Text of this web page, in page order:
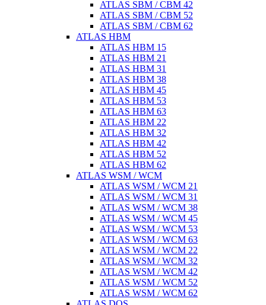
ATLAS SBM / CBM 42
ATLAS SBM / CBM 52
ATLAS SBM / CBM 62
ATLAS HBM
ATLAS HBM 15
ATLAS HBM 21
ATLAS HBM 31
ATLAS HBM 38
ATLAS HBM 45
ATLAS HBM 53
ATLAS HBM 63
ATLAS HBM 22
ATLAS HBM 32
ATLAS HBM 42
ATLAS HBM 52
ATLAS HBM 62
ATLAS WSM / WCM
ATLAS WSM / WCM 21
ATLAS WSM / WCM 31
ATLAS WSM / WCM 38
ATLAS WSM / WCM 45
ATLAS WSM / WCM 53
ATLAS WSM / WCM 63
ATLAS WSM / WCM 22
ATLAS WSM / WCM 32
ATLAS WSM / WCM 42
ATLAS WSM / WCM 52
ATLAS WSM / WCM 62